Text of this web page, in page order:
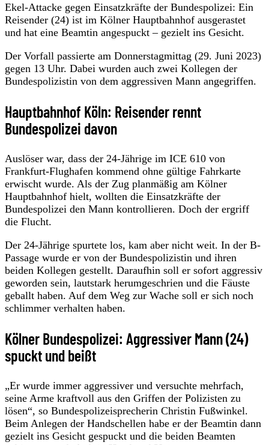
Ekel-Attacke gegen Einsatzkräfte der Bundespolizei: Ein
Reisender (24) ist im Kölner Hauptbahnhof ausgerastet
und hat eine Beamtin angespuckt – gezielt ins Gesicht.
Der Vorfall passierte am Donnerstagmittag (29. Juni 2023)
gegen 13 Uhr. Dabei wurden auch zwei Kollegen der
Bundespolizistin von dem aggressiven Mann angegriffen.
Hauptbahnhof Köln: Reisender rennt
Bundespolizei davon
Auslöser war, dass der 24-Jährige im ICE 610 von
Frankfurt-Flughafen kommend ohne gültige Fahrkarte
erwischt wurde. Als der Zug planmäßig am Kölner
Hauptbahnhof hielt, wollten die Einsatzkräfte der
Bundespolizei den Mann kontrollieren. Doch der ergriff
die Flucht.
Der 24-Jährige spurtete los, kam aber nicht weit. In der B-
Passage wurde er von der Bundespolizistin und ihren
beiden Kollegen gestellt. Daraufhin soll er sofort aggressiv
geworden sein, lautstark herumgeschrien und die Fäuste
geballt haben. Auf dem Weg zur Wache soll er sich noch
schlimmer verhalten haben.
Kölner Bundespolizei: Aggressiver Mann (24)
spuckt und beißt
„Er wurde immer aggressiver und versuchte mehrfach,
seine Arme kraftvoll aus den Griffen der Polizisten zu
lösen“, so Bundespolizeisprecherin Christin Fußwinkel.
Beim Anlegen der Handschellen habe er der Beamtin dann
gezielt ins Gesicht gespuckt und die beiden Beamten